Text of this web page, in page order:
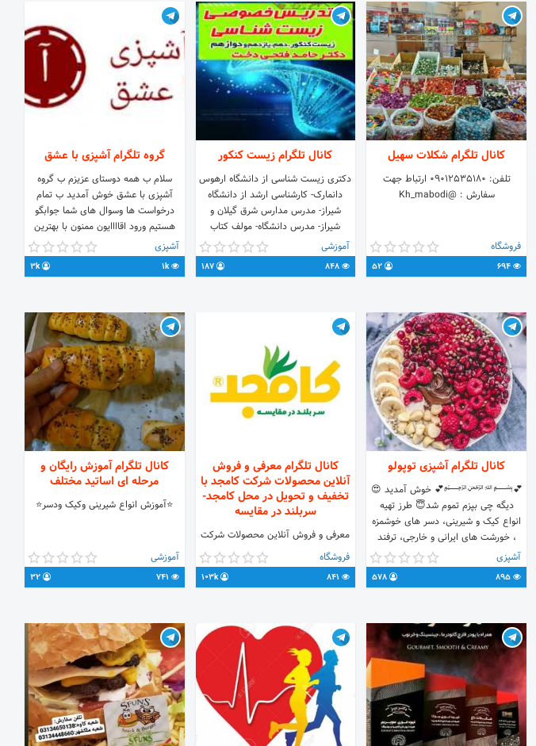
کانال تلگرام شکلات سهیل
تلفن: 09012535180 ارتباط جهت
سفارش : @Kh_mabodi
فروشگاه
694
52
کانال تلگرام زیست کنکور
دکتری زیست شناسی از دانشگاه ارهوس
دانمارک- کارشناسی ارشد از دانشگاه
شیراز- مدرس مدارس شرق گیلان و
شیراز- مدرس دانشگاه- مولف کتاب
تغذیه گیاه
آموزشی
848
187
گروه تلگرام آشپزی با عشق
سلام ب همه دوستای عزیزم ب گروه
آشپزی با عشق خوش آمدید ب تمام
درخواست ها وسوال های شما جوابگو
هستیم ورود اقاااایون ممنون با بهترین
آموزش های تایید شده
آشپزی
1k
3k
کانال تلگرام آشپزی توپولو
💕﷽💕 خوش آمدید 😍
دیگه چی بپزم تموم شد😇 طرز تهیه
انواع کیک و شیرینی، دسر های خوشمزه
، خورشت های ایرانی و خارجی، ترفند
های آشپزی همه و همه در کانال آشپزی
توپولو💜 جهت ارسال انتقاد،پیشنهاد
غذا،عکس غذای خودتون پز به آیدی زیر
آشپزی
895
578
کانال تلگرام معرفی و فروش
آنلاین محصولات شرکت کامجد با
تخفیف و تحویل در محل کامجد-
سربلند در مقایسه
معرفی و فروش آنلاین محصولات شرکت
کامجد با تخفیف و تحویل در محل
کامجد-سربلند در مقایسه @kamjed
فروشگاه
841
103k
کانال تلگرام آموزش رایگان و
مرحله ای اساتید مختلف
⭐آموزش انواع شیرینی وکیک ودسر⭐
آموزشی
32